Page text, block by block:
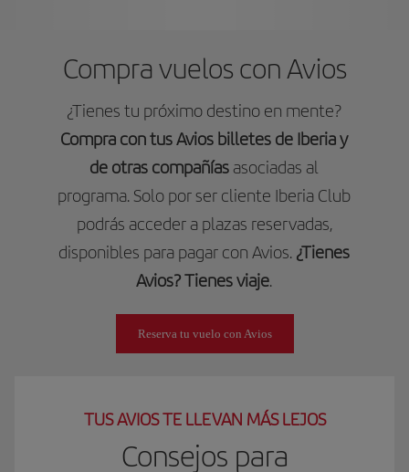
Compra vuelos con Avios
¿Tienes tu próximo destino en mente?
Compra con tus Avios billetes de Iberia y
de otras compañías asociadas al
programa. Solo por ser cliente Iberia Club
podrás acceder a plazas reservadas,
disponibles para pagar con Avios. ¿Tienes
Avios? Tienes viaje.
Reserva tu vuelo con Avios
TUS AVIOS TE LLEVAN MÁS LEJOS
Consejos para